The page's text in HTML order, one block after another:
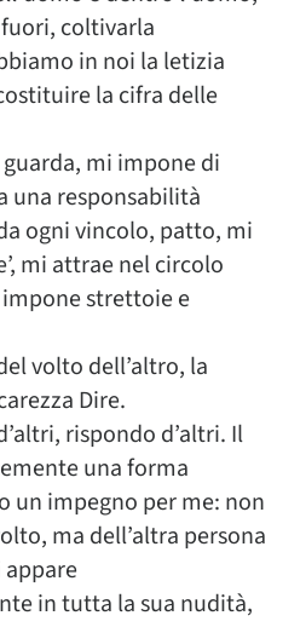
coltivarla
in noi la letizia
la cifra delle
mi impone di
una responsabilità
ogni vincolo, patto, mi
mi attrae nel circolo
strettoie e
volto dell’altro, la
Dire.
rispondo d’altri. Il
una forma
un impegno per me: non
ma dell’altra persona
in tutta la sua nudità,